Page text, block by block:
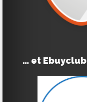
… et Ebuyclub